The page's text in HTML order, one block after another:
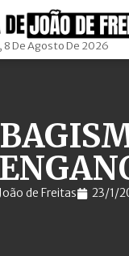
8 De Agosto De 2026
de Freitas 23/1/